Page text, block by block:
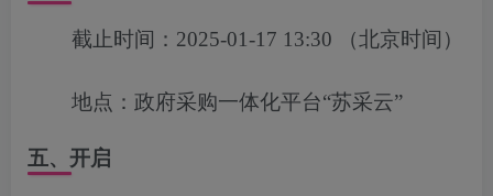
截止时间： 2025-01-17 13:30 （北京时间）
地点： 政府采购一体化平台“苏采云”
五、开启